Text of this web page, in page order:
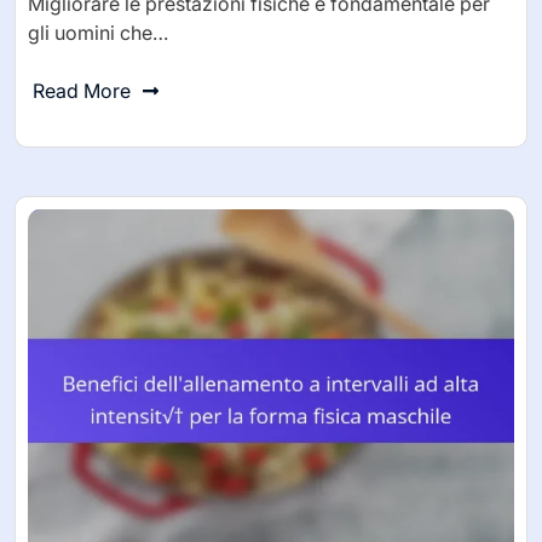
gli uomini che…
Read More